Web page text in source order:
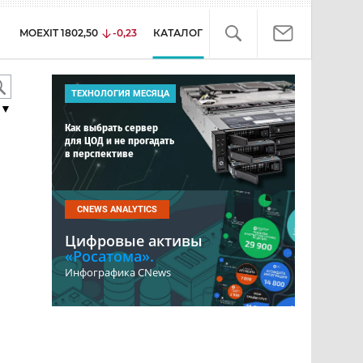
MOEXIT 1802,50 -0,23 КАТАЛОГ
ТЕХНОЛОГИЯ МЕСЯЦА
Как выбрать сервер
для ЦОД и не прогадать
в перспективе
CNEWS ANALYTICS
Цифровые активы
«Росатома».
Инфографика CNews